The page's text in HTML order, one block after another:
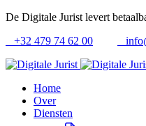
De Digitale Jurist levert
+32 479 74 62 00
Home
Over
Diensten